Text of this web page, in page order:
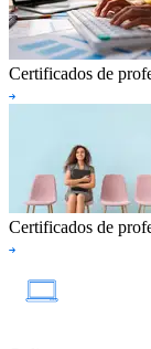
Certificados de
Certificados de